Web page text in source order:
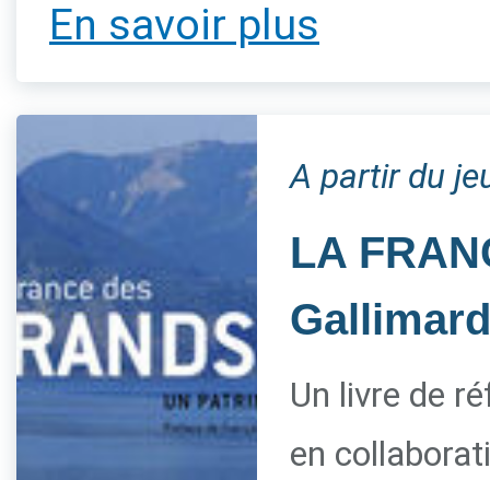
En savoir plus
A partir du
LA
Gallimard
Un livre de
en